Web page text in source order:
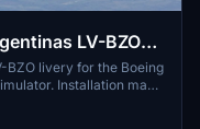
LV-BZO
BZO livery for the Boeing
Installation made